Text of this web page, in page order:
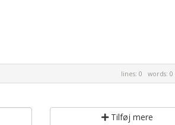
lines: 0 words: 0
Tilføj mere